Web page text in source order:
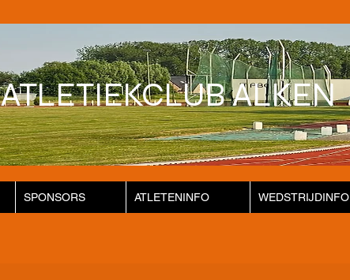
ATLETIEKCLUB ALKEN
SPONSORS ATLETENINFO WEDSTRIJDINFO